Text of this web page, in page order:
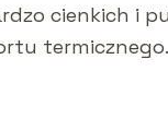
cienkich i